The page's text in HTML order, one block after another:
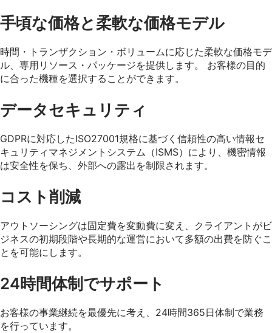
手頃な価格と柔軟な価格モデル
時間・トランザクション・ボリュームに応じた柔軟な価格モデ
ル、専用リソース・パッケージを提供します。 お客様の目的
に合った機種を選択することができます。
データセキュリティ
GDPRに対応したISO27001規格に基づく信頼性の高い情報セ
キュリティマネジメントシステム（ISMS）により、機密情報
は安全性を保ち、外部への露出を制限されます。
コスト削減
アウトソーシングは固定費を変動費に変え、クライアントがビ
ジネスの初期段階や長期的な運営において多額の出費を防ぐこ
とを可能にします。
24時間体制でサポート
お客様の事業継続を最優先に考え、24時間365日体制で業務
を行っています。